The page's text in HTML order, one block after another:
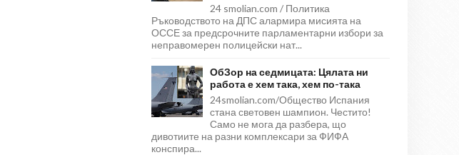
24 smolian.com / Политика
Ръководството на ДПС алармира мисията на
ОССЕ за предсрочните парламентарни избори за
неправомерен полицейски нат...
ОбЗор на седмицата: Цялата ни
работа е хем така, хем по-така
24smolian.com/Общество Испания
стана световен шампион. Честито!
Само не мога да разбера, що
дивотиите на разни комплексари за ФИФА
конспира...